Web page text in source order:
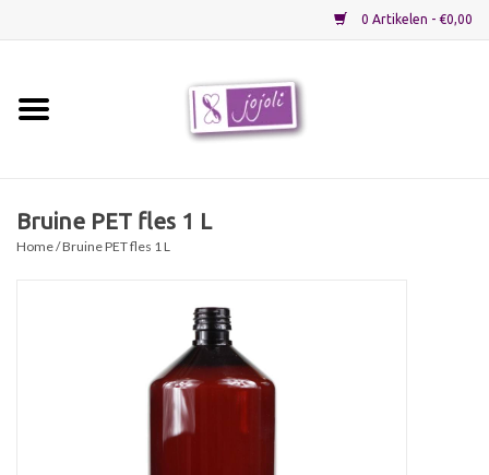
0 Artikelen - €0,00
Bruine PET fles 1 L
Home/ Bruine PET fles 1 L